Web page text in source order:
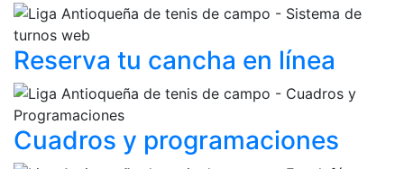
Reserva tu cancha en línea
Cuadros y programaciones